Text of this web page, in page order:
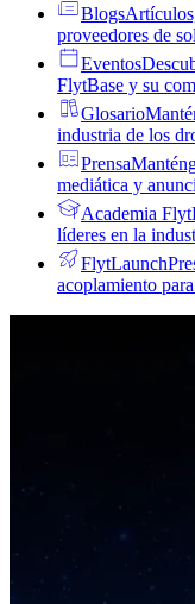
Blogs
proveedores de
Eventos
FlytBase y su
Glosario
industria de los
Prensa
mediática y
Academia
líderes en la
FlytLaunch
acoplamiento